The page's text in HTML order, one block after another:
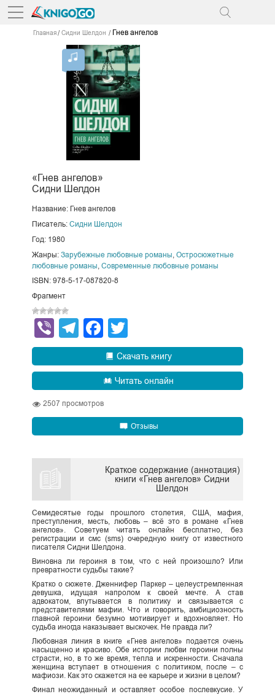
Главная Сидни Шелдон Гнев ангелов
«Гнев ангелов»
Сидни Шелдон
Название: Гнев ангелов
Писатель: Сидни Шелдон
Год: 1980
Жанры: Зарубежные любовные романы Остросюжетные
любовные романы Современные любовные романы
ISBN: 978-5-17-087820-8
Фрагмент
ViberTelegram
Facebook
Скачать книгу
Читать онлайн
2507 просмотров
Отзывы
Краткое содержание (аннотация)
книги «Гнев ангелов» Сидни
Шелдон
Семидесятые годы прошлого столетия, США, мафия,
преступления, месть, любовь – всё это в романе «Гнев
ангелов». Советуем читать онлайн бесплатно, без
регистрации и смс (sms) очередную книгу от известного
писателя Сидни Шелдона.
Виновна ли героиня в том, что с ней произошло? Или
превратности судьбы такие?
Кратко о сюжете. Дженнифер Паркер – целеустремленная
девушка, идущая напролом к своей мечте. А став
адвокатом, впутывается в политику и связывается с
представителями мафии. Что и говорить, амбициозность
главной героини безумно мотивирует и вдохновляет. Но
судьба иногда наказывает выскочек. Не правда ли?
Любовная линия в книге «Гнев ангелов» подается очень
насыщенно и красиво. Обе истории любви героини полны
страсти, но, в то же время, тепла и искренности. Сначала
женщина вступает в отношения с политиком, после – с
мафиози. Как это скажется на ее карьере и жизни в целом?
Финал неожиданный и оставляет особое послевкусие. У